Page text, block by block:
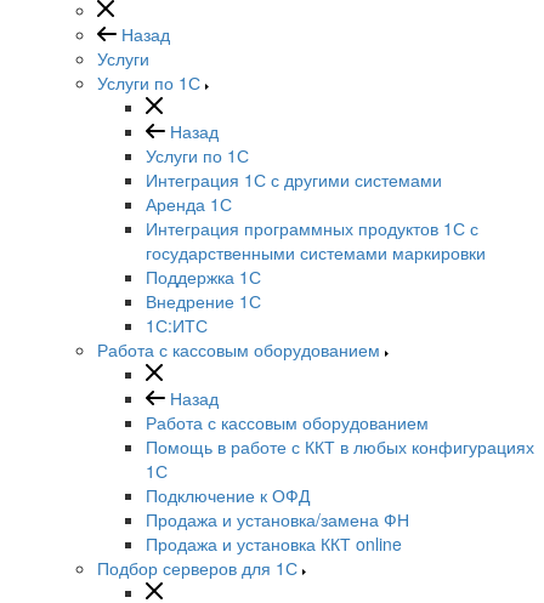
Назад
Услуги
Услуги по 1С
Назад
Услуги по 1С
Интеграция 1С с другими системами
Аренда 1С
Интеграция программных продуктов 1С с
государственными системами маркировки
Поддержка 1С
Внедрение 1С
1С:ИТС
Работа с кассовым оборудованием
Назад
Работа с кассовым оборудованием
Помощь в работе с ККТ в любых конфигурациях
1С
Подключение к ОФД
Продажа и установка/замена ФН
Продажа и установка ККТ online
Подбор серверов для 1С